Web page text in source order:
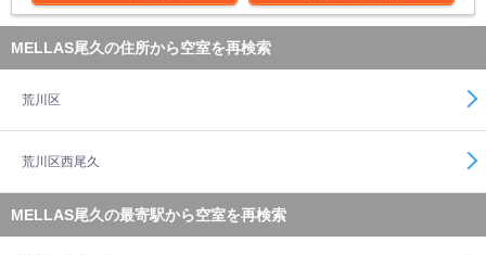
MELLAS尾久の住所から空室を再検索
荒川区
荒川区西尾久
MELLAS尾久の最寄駅から空室を再検索